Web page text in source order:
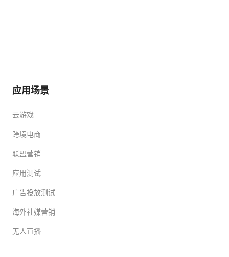
应用场景
云游戏
跨境电商
联盟营销
应用测试
广告投放测试
海外社媒营销
无人直播